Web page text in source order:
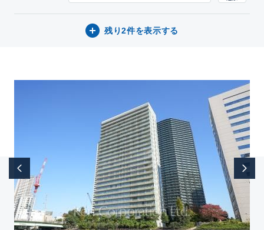
残り2件を表示する